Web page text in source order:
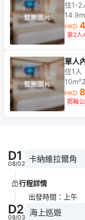
住1-2
HKD
第2人
單人
住1人
10m²2
HKD
郵輪
D1
08/02 卡納維拉爾角
行程詳情
出發時間 ： 上午
D2
08/03 海上巡遊